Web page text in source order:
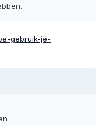
gebruik-je-